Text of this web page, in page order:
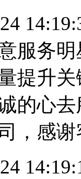
服务
提升
的心
，感